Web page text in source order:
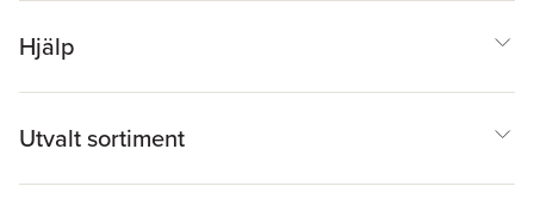
Hjälp
Utvalt sortiment